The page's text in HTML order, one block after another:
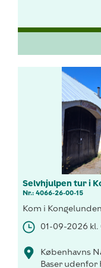
Selvhjulpen tur i
Nr.: 4066-26-00-15
Kom i
01-09-2026 kl.
Københavns
Baser udenfor